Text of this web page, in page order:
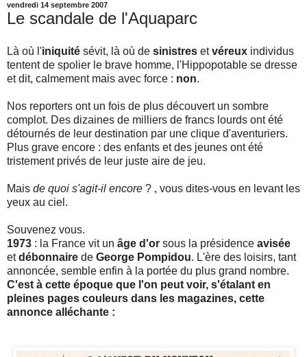
vendredi 14 septembre 2007
Le scandale de l'Aquaparc
Là où l'iniquité sévit, là où de sinistres etvéreux individus
tentent de spolier le brave homme, l'Hippopotable se dresse
et dit, calmement mais avec force : non.
Nos reporters ont un fois de plus découvert un sombre
complot. Des dizaines de milliers de francs lourds ont été
détournés de leur destination par une clique d'aventuriers.
Plus grave encore : des enfants et des jeunes ont été
tristement privés de leur juste aire de jeu.
Mais de quoi s'agit-il encore ? , vous dites-vous en levant les
yeux au ciel.
Souvenez vous.
1973 : la France vit un âge d'or sous la présidence avisée
etdébonnaire de George Pompidou. L'ère des loisirs, tant
annoncée, semble enfin à la portée du plus grand nombre.
C'est à cette époque que l'on peut voir, s'étalant en
pleines pages couleurs dans les magazines, cette
annonce alléchante :